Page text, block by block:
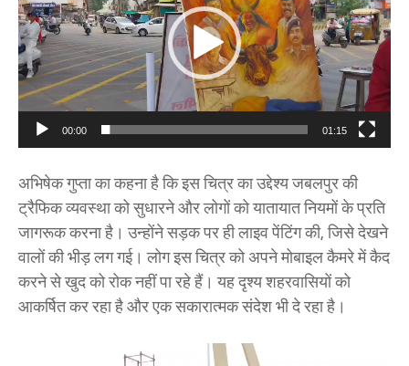
e
o
P
l
y
r
00:00 01:15
अभिषेक गुप्ता का कहना है कि इस चित्र का उद्देश्य जबलपुर की
ट्रैफिक व्यवस्था को सुधारने और लोगों को यातायात नियमों के प्रति
जागरूक करना है। उन्होंने सड़क पर ही लाइव पेंटिंग की, जिसे देखने
वालों की भीड़ लग गई। लोग इस चित्र को अपने मोबाइल कैमरे में कैद
करने से खुद को रोक नहीं पा रहे हैं। यह दृश्य शहरवासियों को
आकर्षित कर रहा है और एक सकारात्मक संदेश भी दे रहा है।